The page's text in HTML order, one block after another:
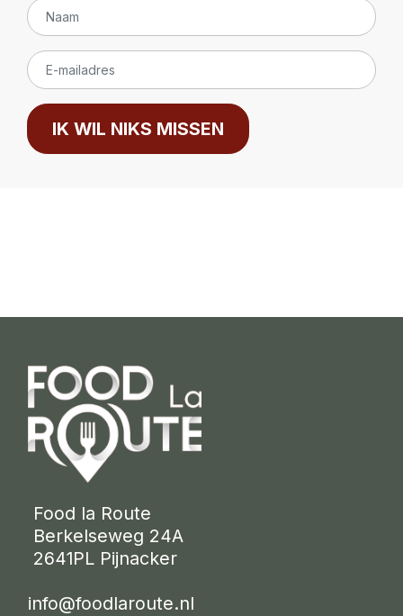
IK WIL NIKS MISSEN
Food la Route
Berkelseweg 24A
2641PL Pijnacker
info@foodlaroute.nl